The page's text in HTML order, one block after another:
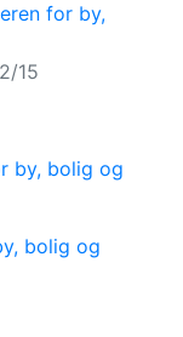
for by,
15
by, bolig og
bolig og